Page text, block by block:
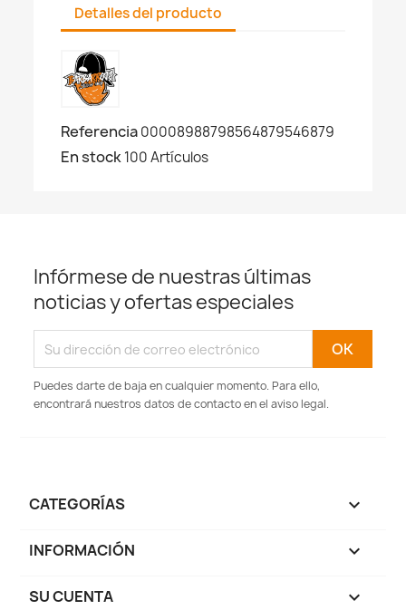
Detalles del producto
Referencia00008988798564879546879
En stock100 Artículos
Infórmese de nuestras últimas
noticias y ofertas especiales
Puedes darte de baja en cualquier momento. Para ello,
encontrará nuestros datos de contacto en el aviso legal.
CATEGORÍAS 
INFORMACIÓN 
SU CUENTA 